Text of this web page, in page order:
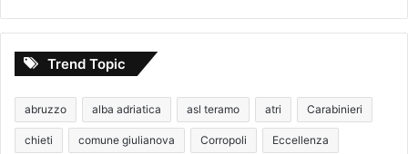
Trend Topic
abruzzo alba adriatica asl teramo atri Carabinieri
chieti comune giulianova Corropoli Eccellenza